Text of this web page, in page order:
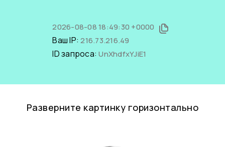
2026-08-08 18:49:30 +0000
Ваш IP:216.73.216.49
ID запроса:UnXhdfxYJiE1
Разверните картинку горизонтально